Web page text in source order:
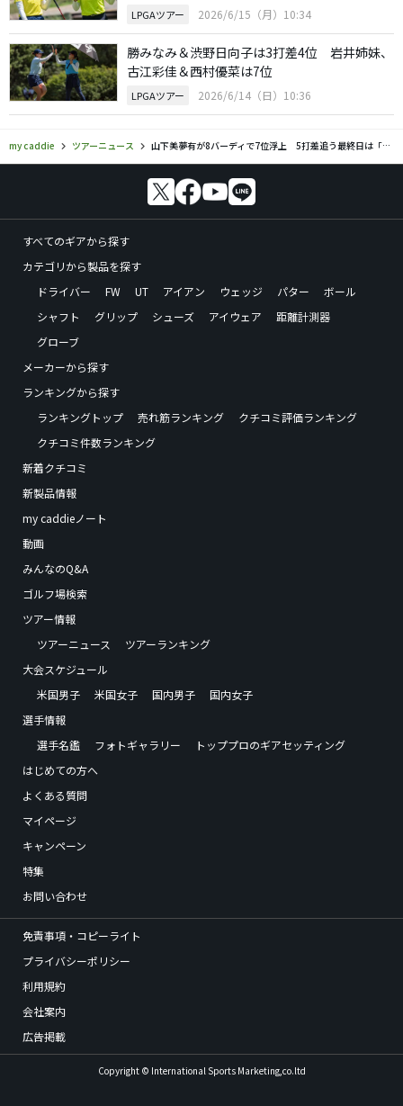
LPGAツアー 2026/6/15（月）10:34
勝みなみ＆渋野日向子は3打差4位 岩井姉妹、
古江彩佳＆西村優菜は7位
LPGAツアー 2026/6/14（日）10:36
my caddie ツアーニュース 山下美夢有が8バーディで7位浮上 5打差追う最終日は「伸ばせるように頑張りたい」
すべてのギアから探す
カテゴリから製品を探す
ドライバー
FW UT アイアン ウェッジ パター
ボール
シャフト
グリップ シューズ アイウェア
距離計測器
グローブ
メーカーから探す
ランキングから探す
ランキングトップ
売れ筋ランキング
クチコミ評価ランキング
クチコミ件数ランキング
新着クチコミ
新製品情報
my caddieノート
動画
みんなのQ&A
ゴルフ場検索
ツアー情報
ツアーニュース
ツアーランキング
大会スケジュール
米国男子
米国女子 国内男子
国内女子
選手情報
選手名鑑
フォトギャラリー
トッププロのギアセッティング
はじめての方へ
よくある質問
マイページ
キャンペーン
特集
お問い合わせ
免責事項・コピーライト
プライバシーポリシー
利用規約
会社案内
広告掲載
Copyright © International Sports Marketing,co.ltd